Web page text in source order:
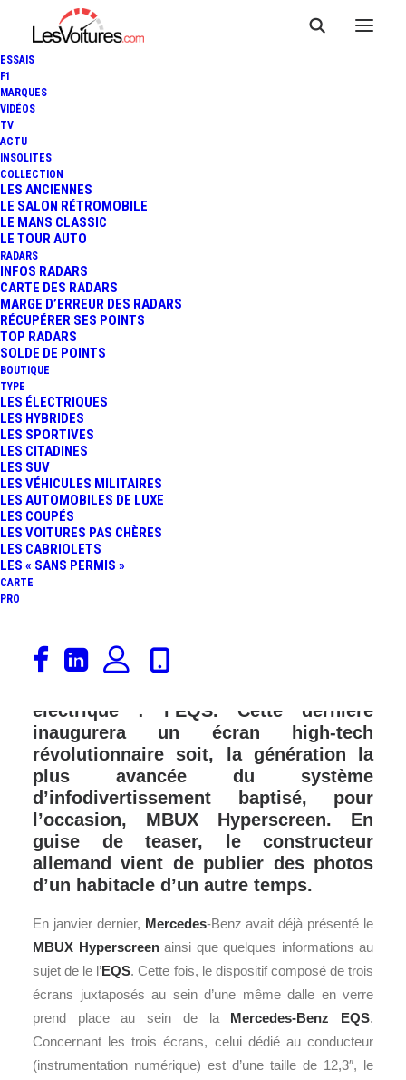
ESSAIS
F1
MARQUES
VIDÉOS
TV
ACTU
INSOLITES
COLLECTION
LES ANCIENNES
LE SALON RÉTROMOBILE
LE MANS CLASSIC
LE TOUR AUTO
RADARS
INFOS RADARS
CARTE DES RADARS
MARGE D’ERREUR DES RADARS
RÉCUPÉRER SES POINTS
TOP RADARS
SOLDE DE POINTS
BOUTIQUE
TYPE
LES ÉLECTRIQUES
LES HYBRIDES
LES SPORTIVES
LES CITADINES
LES SUV
LES VÉHICULES MILITAIRES
LES AUTOMOBILES DE LUXE
LES COUPÉS
LES VOITURES PAS CHÈRES
LES CABRIOLETS
LES « SANS PERMIS »
CARTE
PRO
MERCEDES-BENZ EQS : VOICI
SON SUPERBE HABITACLE
3 Minutes
Dans quelques jours, à la mi-avril,
Mercedes-Benz dévoilera sa nouvelle
électrique : l’EQS. Cette dernière
inaugurera un écran high-tech
révolutionnaire soit, la génération la
plus avancée du système
d’infodivertissement baptisé, pour
l’occasion, MBUX Hyperscreen. En
guise de teaser, le constructeur
allemand vient de publier des photos
d’un habitacle d’un autre temps.
En janvier dernier, Mercedes-Benz avait déjà présenté le
MBUX Hyperscreenainsi que quelques informations au
sujet de le l’EQS. Cette fois, le dispositif composé de trois
écrans juxtaposés au sein d’une même dalle en verre
prend place au sein de la Mercedes-Benz EQS.
Concernant les trois écrans, celui dédié au conducteur
(instrumentation numérique) est d’une taille de 12,3″, le